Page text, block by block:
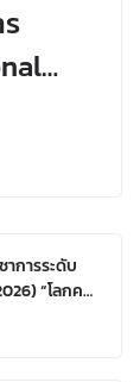
การระดับ
“โลกคน
ปัญญา เรื่อง
ราณ”